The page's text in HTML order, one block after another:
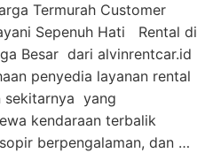
Termurah Customer
Sepenuh Hati Rental di
Besar dari alvinrentcar.id
penyedia layanan rental
sekitarnya yang
kendaraan terbalik
berpengalaman, dan …